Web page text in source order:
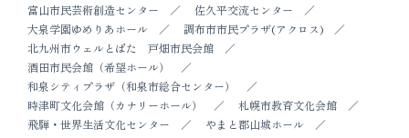
富山市民芸術創造センター
佐久平交流センター
大泉学園ゆめりあホール
調布市市民プラザ(アクロス)
北九州市ウェルとばた 戸畑市民会館
酒田市民会館（希望ホール）
和泉シティプラザ（和泉市総合センター）
時津町文化会館（カナリーホール）
札幌市教育文化会館
飛騨・世界生活文化センター
やまと郡山城ホール